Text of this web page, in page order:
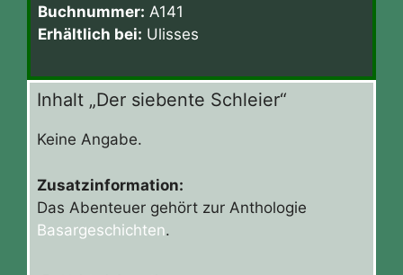
Buchnummer: A141
Erhältlich bei: Ulisses
Inhalt „Der siebente Schleier“
Keine Angabe.
Zusatzinformation:
Das Abenteuer gehört zur Anthologie
Basargeschichten.